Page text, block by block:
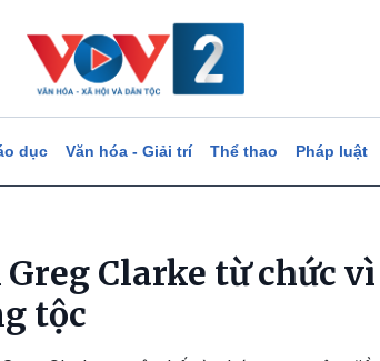
dục Văn hóa - Giải trí Thể thao Pháp luật
Greg Clarke từ chức
tộc